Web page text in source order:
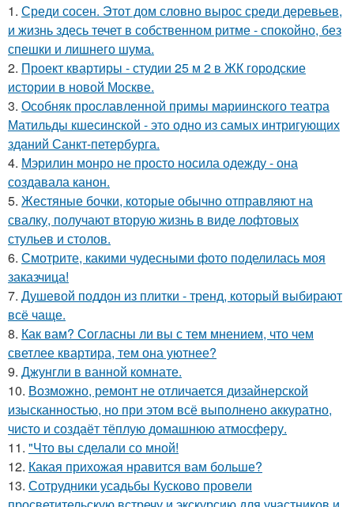
1. Среди сосен. Этот дом словно вырос среди деревьев,
и жизнь здесь течет в собственном ритме - спокойно, без
спешки и лишнего шума.
2. Проект квартиры - студии 25 м 2 в ЖК городские
истории в новой Москве.
3. Особняк прославленной примы мариинского театра
Матильды кшесинской - это одно из самых интригующих
зданий Санкт-петербурга.
4. Мэрилин монро не просто носила одежду - она
создавала канон.
5. Жестяные бочки, которые обычно отправляют на
свалку, получают вторую жизнь в виде лофтовых
стульев и столов.
6. Смотрите, какими чудесными фото поделилась моя
заказчица!
7. Душевой поддон из плитки - тренд, который выбирают
всё чаще.
8. Как вам? Согласны ли вы с тем мнением, что чем
светлее квартира, тем она уютнее?
9. Джунгли в ванной комнате.
10. Возможно, ремонт не отличается дизайнерской
изысканностью, но при этом всё выполнено аккуратно,
чисто и создаёт тёплую домашнюю атмосферу.
11. "Что вы сделали со мной!
12. Какая прихожая нравится вам больше?
13. Сотрудники усадьбы Кусково провели